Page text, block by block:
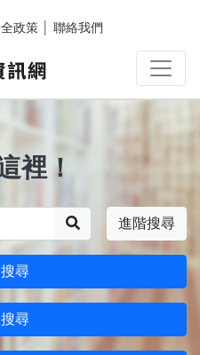
政策 聯絡我們
裡！
進階搜尋
尋
尋